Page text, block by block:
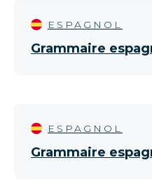
ESPAGNOL
Grammaire
ESPAGNOL
Grammaire